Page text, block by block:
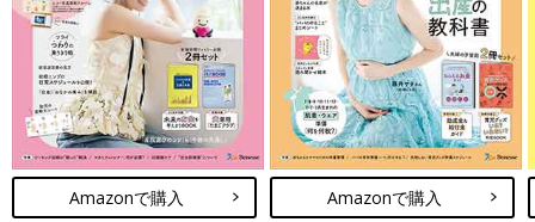
れて、しばらく夫の気持ちを待っていたんですけれど、もう待ち
きれなくて。1カ月でしびれを切らして『そろそろ養子縁組ど
う？』って夫に切り出しました。
そこであらかじめ調べておいた養子縁組のあっせん団体に資料を
問い合わせてみたんですが、団体ごとに養親になるためには条件
があるんです。そして、どこの団体も『心身ともに健康である』
っていうのが条件に入っていて。抗がん剤治療中ということがど
Amazonで購入 Amazonで購入